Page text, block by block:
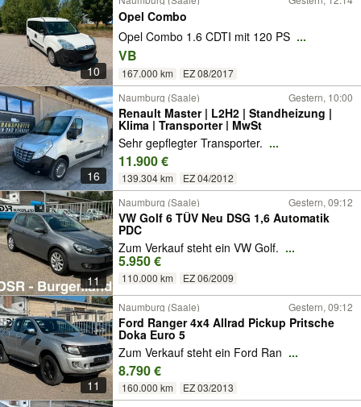
10
Opel Combo
Opel Combo 1.6 CDTI mit 120 PS ...
VB
167.000 km EZ 08/2017
16
Naumburg (Saale) Gestern, 10:00
Renault Master | L2H2 | Standheizung |
Klima | Transporter | MwSt
Sehr gepflegter Transporter. ...
11.900 €
139.304 km EZ 04/2012
11
Naumburg (Saale) Gestern, 09:12
VW Golf 6 TÜV Neu DSG 1,6 Automatik
PDC
Zum Verkauf steht ein VW Golf. ...
5.950 €
110.000 km EZ 06/2009
11
Naumburg (Saale) Gestern, 09:12
Ford Ranger 4x4 Allrad Pickup Pritsche
Doka Euro 5
Zum Verkauf steht ein Ford Ran ...
8.790 €
160.000 km EZ 03/2013